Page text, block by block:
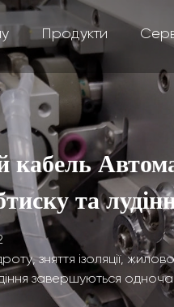
Продукти
кабель
та
зняття ізоляції,
завершуються